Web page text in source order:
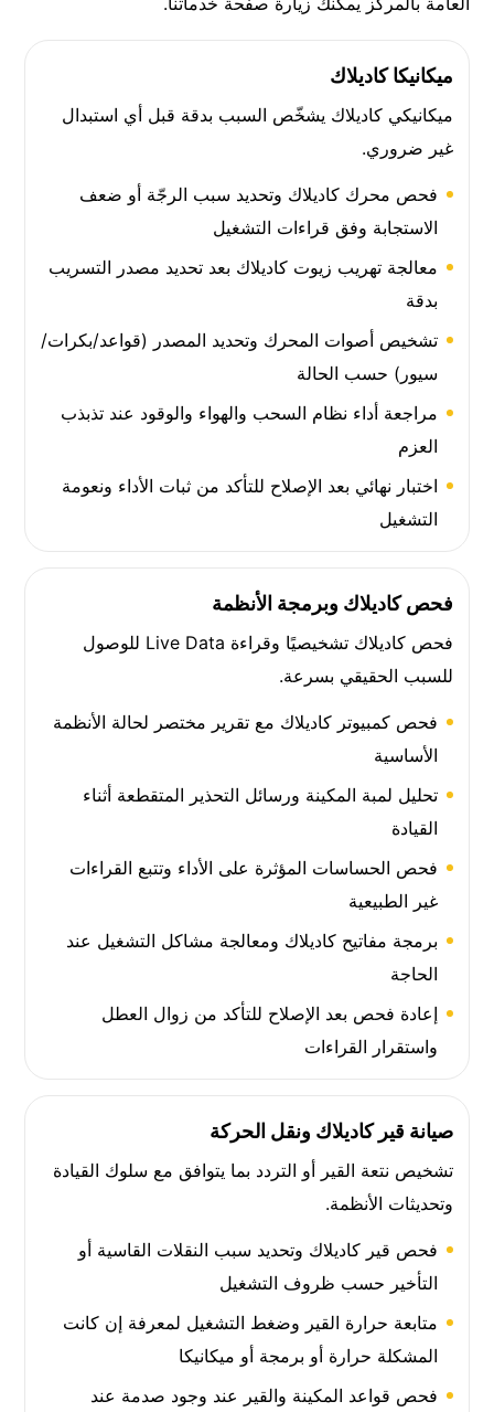
ميكانيكا كاديلاك
ميكانيكي كاديلاك يشخّص السبب بدقة قبل أي استبدال
غير ضروري.
فحص محرك كاديلاك وتحديد سبب الرجّة أو ضعف
الاستجابة وفق قراءات التشغيل
معالجة تهريب زيوت كاديلاك بعد تحديد مصدر التسريب
بدقة
تشخيص أصوات المحرك وتحديد المصدر (قواعد/بكرات/
سيور) حسب الحالة
مراجعة أداء نظام السحب والهواء والوقود عند تذبذب
العزم
اختبار نهائي بعد الإصلاح للتأكد من ثبات الأداء ونعومة
التشغيل
فحص كاديلاك وبرمجة الأنظمة
فحص كاديلاك تشخيصيًا وقراءة Live Data للوصول
للسبب الحقيقي بسرعة.
فحص كمبيوتر كاديلاك مع تقرير مختصر لحالة الأنظمة
الأساسية
تحليل لمبة المكينة ورسائل التحذير المتقطعة أثناء
القيادة
فحص الحساسات المؤثرة على الأداء وتتبع القراءات
غير الطبيعية
برمجة مفاتيح كاديلاك ومعالجة مشاكل التشغيل عند
الحاجة
إعادة فحص بعد الإصلاح للتأكد من زوال العطل
واستقرار القراءات
صيانة قير كاديلاك ونقل الحركة
تشخيص نتعة القير أو التردد بما يتوافق مع سلوك القيادة
وتحديثات الأنظمة.
فحص قير كاديلاك وتحديد سبب النقلات القاسية أو
التأخير حسب ظروف التشغيل
متابعة حرارة القير وضغط التشغيل لمعرفة إن كانت
المشكلة حرارة أو برمجة أو ميكانيكا
فحص قواعد المكينة والقير عند وجود صدمة عند